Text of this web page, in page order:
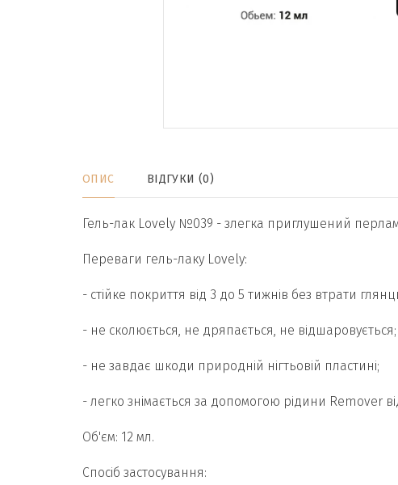
ОПИС ВІДГУКИ (0)
Гель-лак Lovely №039 - злегка приглушений
Переваги гель-лаку Lovely:
- стійке покриття від 3 до 5 тижнів без втрати
- не сколюється, не дряпається, не відшаровується;
- не завдає шкоди природній нігтьовій пластині;
- легко знімається за допомогою рідини Remover
Об'єм: 12 мл.
Спосіб застосування: